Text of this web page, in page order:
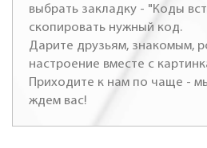
выбрать закладку - "Коды
скопировать нужный код.
Дарите друзьям, знакомым,
настроение вместе с
Приходите к нам по чаще -
ждем вас!